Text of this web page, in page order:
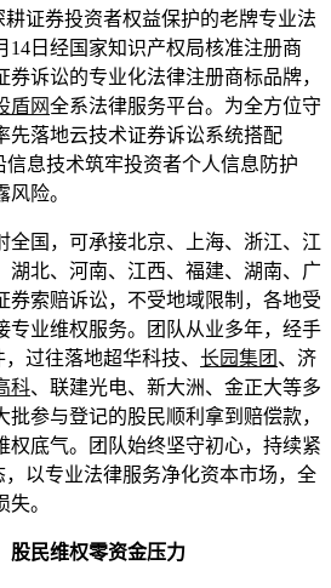
耕证券投资者权益保护的老牌专业法
14日经国家知识产权局核准注册商
诉讼的专业化法律注册商标品牌，
盾网全系法律服务平台。为全方位守
先落地云技术证券诉讼系统搭配
信息技术筑牢投资者个人信息防护
险。
全国，可承接北京、上海、浙江、江
湖北、河南、江西、福建、湖南、广
券索赔诉讼，不受地域限制，各地受
专业维权服务。团队从业多年，经手
过往落地超华科技、 长园集团 、济
科、联建光电、新大洲、金正大等多
参与登记的股民顺利拿到赔偿款，
权底气。团队始终坚守初心，持续紧
以专业法律服务净化资本市场，全
。
股民维权零资金压力